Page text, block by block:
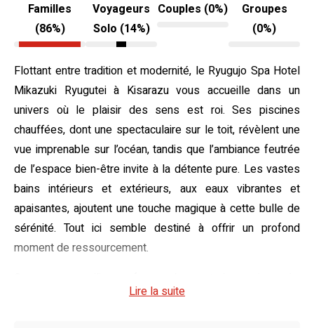
Familles
(86%)
Voyageurs
Solo (14%)
Couples (0%)
Groupes
(0%)
Flottant entre tradition et modernité, le Ryugujo Spa Hotel
Mikazuki Ryugutei à Kisarazu vous accueille dans un
univers où le plaisir des sens est roi. Ses piscines
chauffées, dont une spectaculaire sur le toit, révèlent une
vue imprenable sur l’océan, tandis que l’ambiance feutrée
de l’espace bien-être invite à la détente pure. Les vastes
bains intérieurs et extérieurs, aux eaux vibrantes et
apaisantes, ajoutent une touche magique à cette bulle de
sérénité. Tout ici semble destiné à offrir un profond
moment de ressourcement.
les chambres du ryokan proposent une atmosphère
Lire la suite